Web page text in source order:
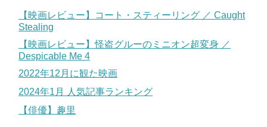
【映画レビュー】コート・スティーリング ／ Caught
Stealing
【映画レビュー】怪盗グルーのミニオン超変身 ／
Despicable Me 4
2022年12月に観た映画
2024年1月 人気記事ランキング
【俳優】趣里